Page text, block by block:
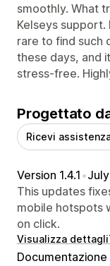
smoothly. What
Kelseys support.
rare to find such
these days, and
stress-free.
Progettato
Ricevi
Version 1.4.1 •
This updates
mobile hotspots
on click.
Visualizza dettagli